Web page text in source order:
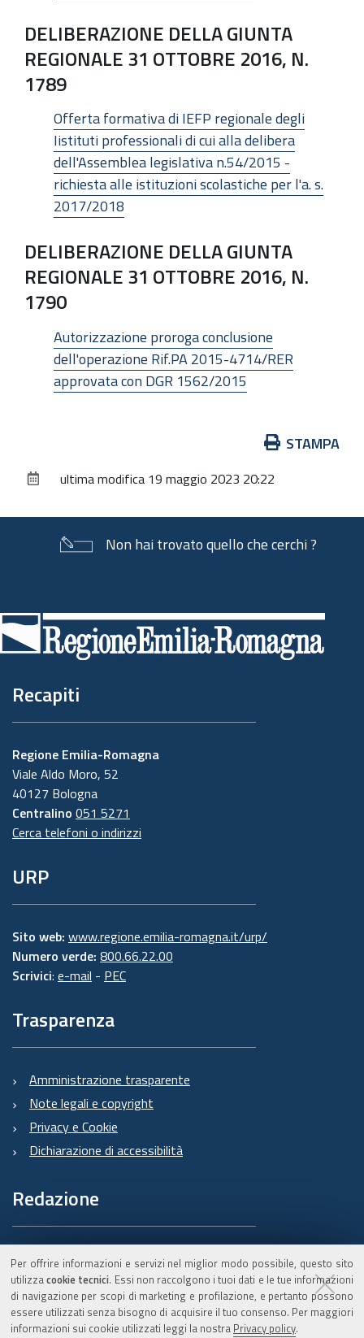
Per offrire informazioni e servizi nel miglior modo possibile, questo sito
utilizzacookie tecnici. Essi non raccolgono i tuoi dati e le tue informazioni
di navigazione per scopi di marketing e profilazione, e pertanto possono
essere utilizzati senza bisogno di acquisire il tuo consenso. Per maggiori
informazioni sui cookie utilizzati leggi la nostra Privacy policy.
DELIBERAZIONE DELLA GIUNTA
REGIONALE 31 OTTOBRE 2016, N.
1789
Offerta formativa di IEFP regionale degli
Iistituti professionali di cui alla delibera
dell'Assemblea legislativa n.54/2015 -
richiesta alle istituzioni scolastiche per l'a. s.
2017/2018
DELIBERAZIONE DELLA GIUNTA
REGIONALE 31 OTTOBRE 2016, N.
1790
Autorizzazione proroga conclusione
dell'operazione Rif.PA 2015-4714/RER
approvata con DGR 1562/2015
documento
STAMPA
ultima modifica 19 maggio 2023 20:22
Non hai trovato quello che cerchi ?
di
pagina
Recapiti
Regione Emilia-Romagna
Viale Aldo Moro, 52
40127 Bologna
Centralino 051 5271
Cerca telefoni o indirizzi
URP
Sito web: www.regione.emilia-romagna.it/urp/
Numero verde: 800.66.22.00
Scrivici: e-mail - PEC
Trasparenza
Amministrazione trasparente
Note legali e copyright
Privacy e Cookie
Dichiarazione di accessibilità
Redazione
Informazioni sul Burert
e contatti